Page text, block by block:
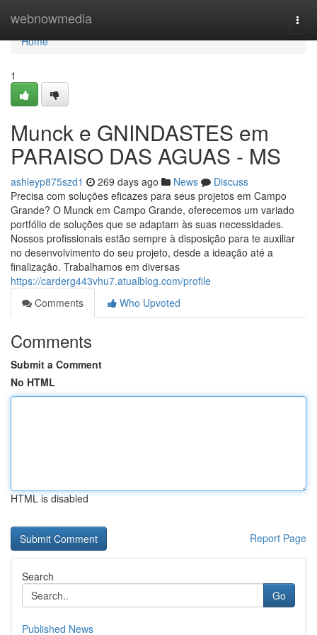
webnowmedia
Home
Home
1
Munck e GNINDASTES em
PARAISO DAS AGUAS - MS
ashleyp875szd1 269 days ago News
Discuss
Precisa com soluções eficazes para seus projetos em Campo
Grande? O Munck em Campo Grande, oferecemos um variado
portfólio de soluções que se adaptam às suas necessidades.
Nossos profissionais estão sempre à disposição para te auxiliar
no desenvolvimento do seu projeto, desde a ideação até a
finalização. Trabalhamos em diversas
https://carderg443vhu7.atualblog.com/profile
Comments
Who Upvoted
Comments
Submit a Comment
No HTML
HTML is disabled
Report Page
Search
Go
Published News